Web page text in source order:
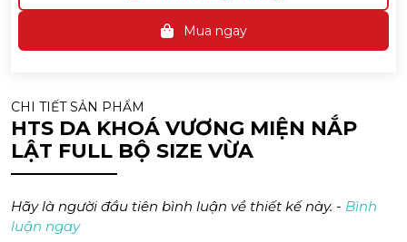
Mua ngay
CHI TIẾT SẢN PHẨM
HTS DA KHOÁ VƯƠNG MIỆN NẮP
LẬT FULL BỘ SIZE VỪA
Hãy là người đầu tiên bình luận về thiết kế này. - Bình
luận ngay